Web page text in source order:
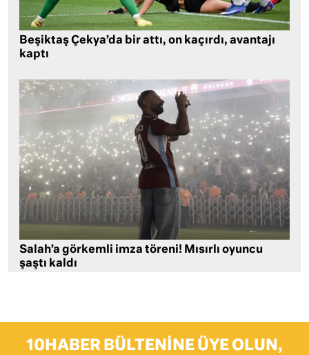
Beşiktaş Çekya’da bir attı, on kaçırdı, avantajı
kaptı
Salah’a görkemli imza töreni! Mısırlı oyuncu
şaştı kaldı
10HABER BÜLTENINE ÜYE OLUN,